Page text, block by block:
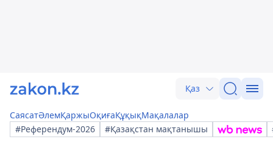
Қаз
СаясатӘлемҚаржыОқиғаҚұқықМақалалар
#Референдум-2026
#Қазақстан мақтанышы